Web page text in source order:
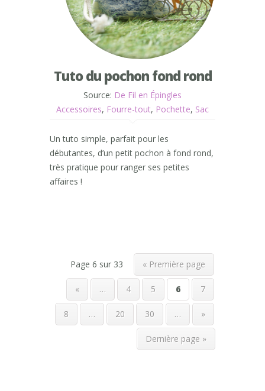
Tuto du pochon fond rond
Source: De Fil en Épingles
Accessoires, Fourre-tout, Pochette, Sac
Un tuto simple, parfait pour les
débutantes, d’un petit pochon à fond rond,
très pratique pour ranger ses petites
affaires !
Page 6 sur 33 « Première page
« … 4 5 6 7
8 … 20 30 … »
Dernière page »